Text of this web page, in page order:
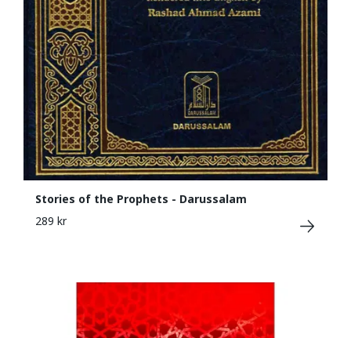
Stories of the Prophets - Darussalam
289 kr